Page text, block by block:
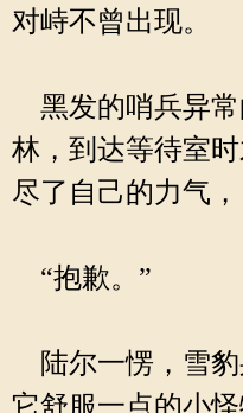
对峙不曾出现。
黑发的哨兵异常
林，到达等待室
尽了自己的力气，
“抱歉。”
陆尔一愣，雪豹
它舒服一点的小